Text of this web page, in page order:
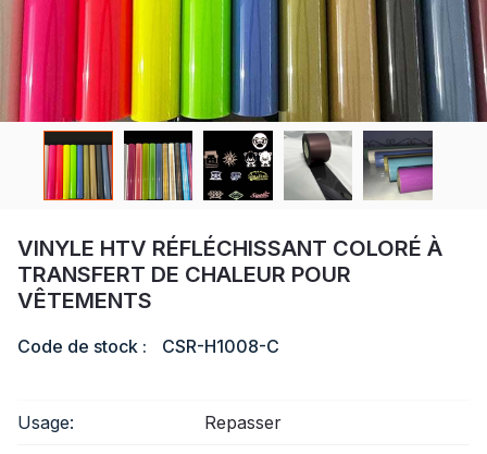
Nouveau produit
Certificat
Catalogue
Vidéo
VINYLE HTV RÉFLÉCHISSANT COLORÉ À
TRANSFERT DE CHALEUR POUR
VÊTEMENTS
Code de stock : CSR-H1008-C
Usage: Repasser